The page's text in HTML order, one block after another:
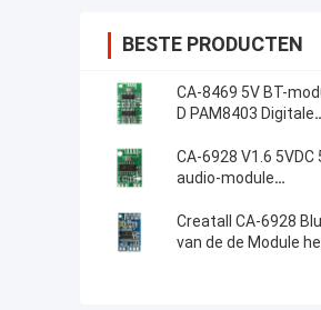
BESTE PRODUCTEN
CA-8469 5V BT-
D PAM8403 Digitale
CA-6928 V1.6
audio-module
Creatall CA-6928
van de de Module